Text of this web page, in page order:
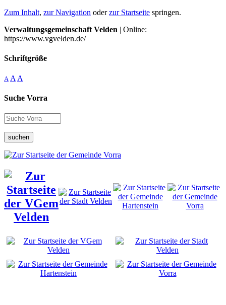
Zum Inhalt, zur Navigation oderzur Startseite springen.
Verwaltungsgemeinschaft Velden | Online:
https://www.vgvelden.de/
Schriftgröße
A A A
Suche Vorra
suchen